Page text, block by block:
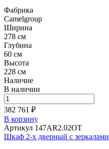
Фабрика
Camelgroup
Ширина
278 см
Глубина
60 см
Высота
228 см
Наличие
В наличии
382 761 ₽
В корзину
Артикул 147AR2.02OT
Шкаф 2-х дверный с зеркалами